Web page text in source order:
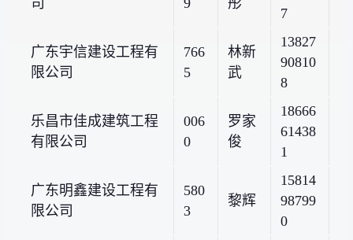
7
广东宇信建设工程有
限公司
766
5
林新
武
13827
90810
8
乐昌市佳成建筑工程
有限公司
006
0
罗家
俊
18666
61438
1
广东明鑫建设工程有
限公司
580
3
黎辉
15814
98799
0